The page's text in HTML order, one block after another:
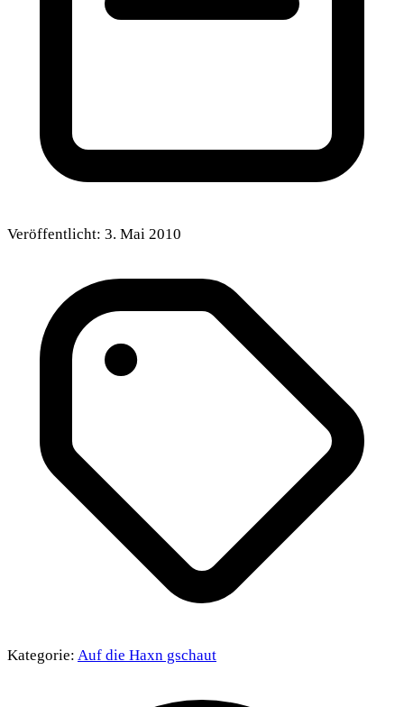
Veröffentlicht: 3. Mai 2010
Kategorie: Auf die Haxn gschaut